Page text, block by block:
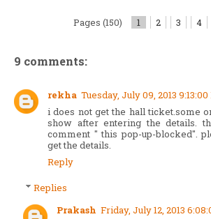
Pages (150) 1 2 3 4
9 comments:
rekha Tuesday, July 09, 2013 9:13:00
i does not get the hall ticket.some
show after entering the details.
comment " this pop-up-blocked".
get the details.
Reply
Replies
Prakash Friday, July 12, 2013